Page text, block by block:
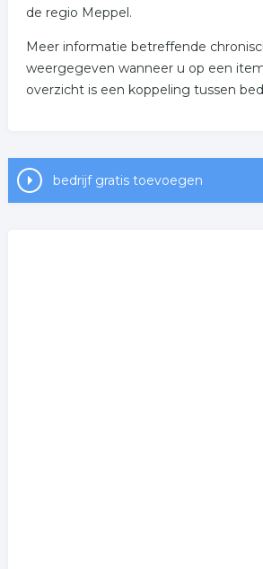
de regio Meppel.
Meer informatie betreffende
weergegeven wanneer u op een
overzicht is een koppeling tussen
bedrijf gratis toevoegen